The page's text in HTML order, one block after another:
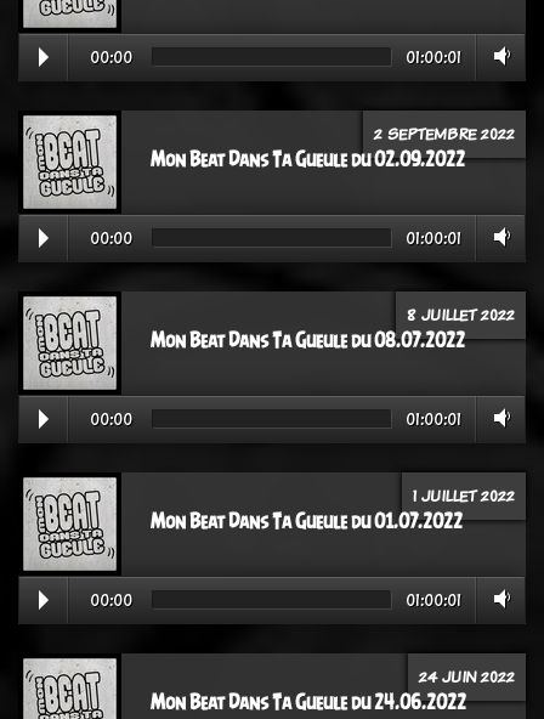
00:00 01:00:01
2 SEPTEMBRE 2022
Mon Beat Dans Ta Gueule du 02.09.2022
00:00 01:00:01
8 JUILLET 2022
Mon Beat Dans Ta Gueule du 08.07.2022
00:00 01:00:01
1 JUILLET 2022
Mon Beat Dans Ta Gueule du 01.07.2022
00:00 01:00:01
24 JUIN 2022
Mon Beat Dans Ta Gueule du 24.06.2022